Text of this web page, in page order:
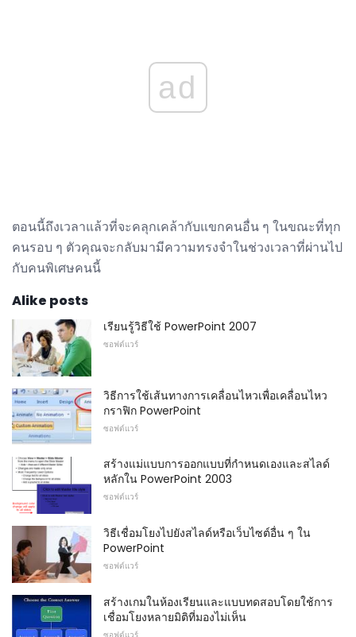
ad
ตอนนี้ถึงเวลาแล้วที่จะคลุกเคล้ากับแขกคนอื่น ๆ ในขณะที่ทุก
คนรอบ ๆ ตัวคุณจะกลับมามีความทรงจำในช่วงเวลาที่ผ่านไป
กับคนพิเศษคนนี้
Alike posts
เรียนรู้วิธีใช้ PowerPoint 2007
ซอฟต์แวร์
วิธีการใช้เส้นทางการเคลื่อนไหวเพื่อเคลื่อนไหว
กราฟิก PowerPoint
ซอฟต์แวร์
สร้างแม่แบบการออกแบบที่กำหนดเองและสไลด์
หลักใน PowerPoint 2003
ซอฟต์แวร์
วิธีเชื่อมโยงไปยังสไลด์หรือเว็บไซต์อื่น ๆ ใน
PowerPoint
ซอฟต์แวร์
สร้างเกมในห้องเรียนและแบบทดสอบโดยใช้การ
เชื่อมโยงหลายมิติที่มองไม่เห็น